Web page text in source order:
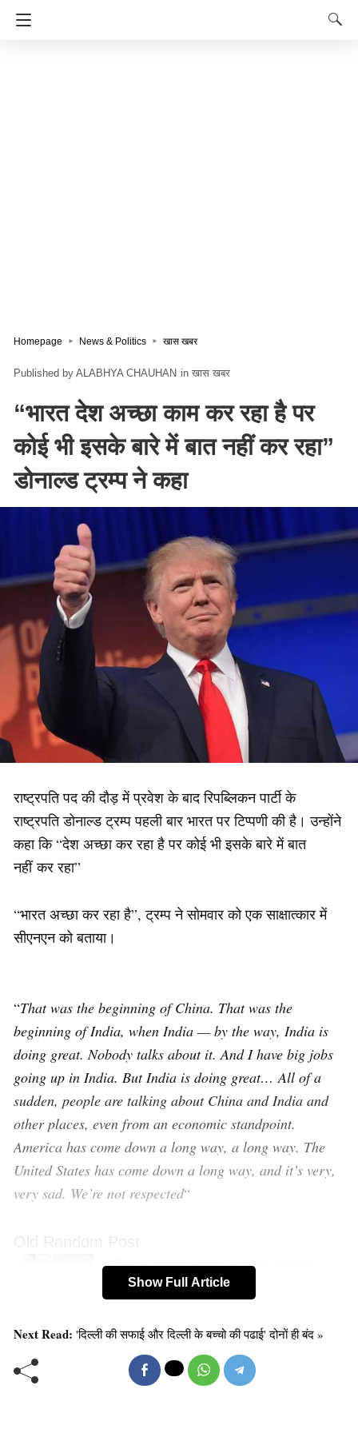
Homepage News & Politics खास खबर
ALABHYA CHAUHAN in खास खबर
“भारत देश अच्छा काम कर रहा है पर
कोई भी इसके बारे में बात नहीं कर रहा”
डोनाल्ड ट्रम्प ने कहा
राष्ट्रपति पद की दौड़ में प्रवेश के बाद रिपब्लिकन पार्टी के
राष्ट्रपति डोनाल्ड ट्रम्प पहली बार भारत पर टिप्पणी की है। उन्होंने
कहा कि “देश अच्छा कर रहा है पर कोई भी इसके बारे में बात
नहीं कर रहा”
“भारत अच्छा कर रहा है”, ट्रम्प ने सोमवार को एक साक्षात्कार में
सीएनएन को बताया।
“That was the beginning of China. That was the
beginning of India, when India — by the way, India is
doing great. Nobody talks about it. And I have big jobs
going up in India. But India is doing great… All of a
sudden, people are talking about China and India and
other places, even from an economic standpoint.
America has come down a long way, a long way. The
United States has come down a long way, and it’s very,
very sad. We’re not respected“
दीपिका ने अपनाया इस्लाम अब ये होगा नया नाम
UIDAI ने दी सुविधा, घर बैठे-बैठे ऐसे आधार से लिंक
होगा सिम
Show Full Article
Next Read: 'दिल्ली की सफाई और दिल्ली के बच्चो की पढाई' दोनों ही बंद »